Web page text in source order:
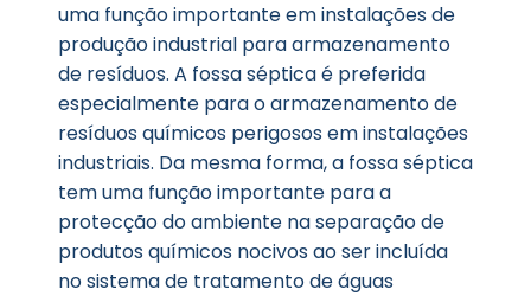
uma função importante em instalações de
produção industrial para armazenamento
de resíduos. A fossa séptica é preferida
especialmente para o armazenamento de
resíduos químicos perigosos em instalações
industriais. Da mesma forma, a fossa séptica
tem uma função importante para a
protecção do ambiente na separação de
produtos químicos nocivos ao ser incluída
no sistema de tratamento de águas